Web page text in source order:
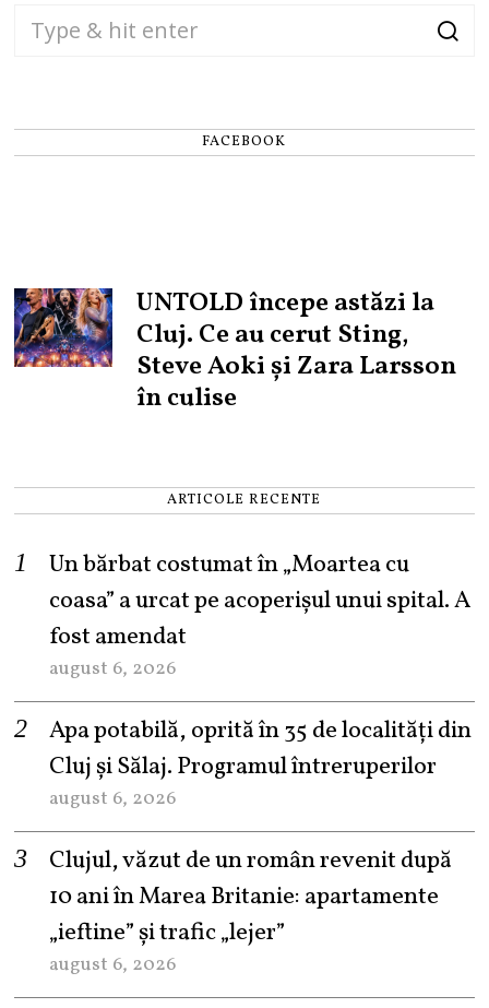
FACEBOOK
UNTOLD începe astăzi la
Cluj. Ce au cerut Sting,
Steve Aoki și Zara Larsson
în culise
ARTICOLE RECENTE
Un bărbat costumat în „Moartea cu
coasa” a urcat pe acoperișul unui spital. A
fost amendat
august 6, 2026
Apa potabilă, oprită în 35 de localități din
Cluj și Sălaj. Programul întreruperilor
august 6, 2026
Clujul, văzut de un român revenit după
10 ani în Marea Britanie: apartamente
„ieftine” și trafic „lejer”
august 6, 2026